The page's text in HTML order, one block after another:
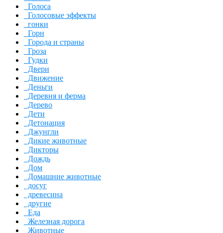
Голоса
Голосовые эффекты
гонки
Горн
Города и страны
Гроза
Гудки
Двери
Движение
Деньги
Деревня и ферма
Дерево
Дети
Детонация
Джунгли
Дикие животные
Дикторы
Дождь
Дом
Домашние животные
досуг
древесина
другие
Еда
Железная дорога
Животные